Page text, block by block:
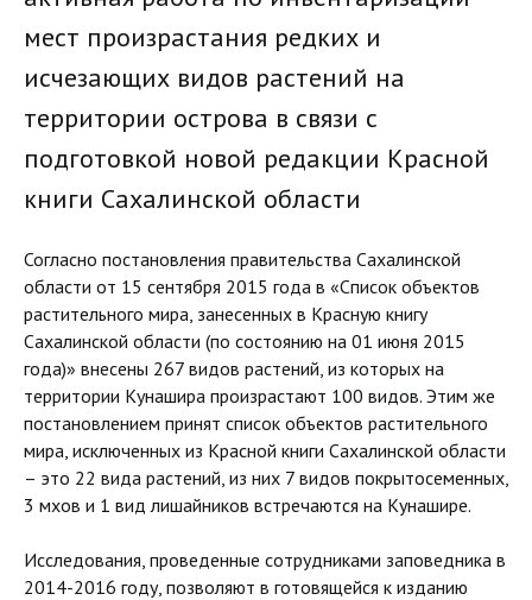
мест произрастания редких и
исчезающих видов растений на
территории острова в связи с
подготовкой новой редакции Красной
книги Сахалинской области
Согласно постановления правительства Сахалинской
области от 15 сентября 2015 года в «Список объектов
растительного мира, занесенных в Красную книгу
Сахалинской области (по состоянию на 01 июня 2015
года)» внесены 267 видов растений, из которых на
территории Кунашира произрастают 100 видов. Этим же
постановлением принят список объектов растительного
мира, исключенных из Красной книги Сахалинской области
– это 22 вида растений, из них 7 видов покрытосеменных,
3 мхов и 1 вид лишайников встречаются на Кунашире.
Исследования, проведенные сотрудниками заповедника в
2014-2016 году, позволяют в готовящейся к изданию